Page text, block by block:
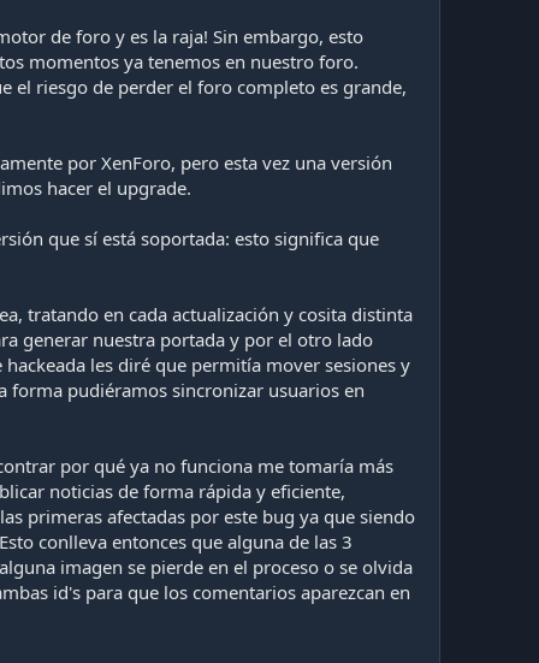
de foro y es la raja! Sin embargo, esto
momentos ya tenemos en nuestro foro.
el riesgo de perder el foro completo es grande,
por XenForo, pero esta vez una versión
hacer el upgrade.
que sí está soportada: esto significa que
tratando en cada actualización y cosita distinta
generar nuestra portada y por el otro lado
les diré que permitía mover sesiones y
forma pudiéramos sincronizar usuarios en
por qué ya no funciona me tomaría más
noticias de forma rápida y eficiente,
primeras afectadas por este bug ya que siendo
conlleva entonces que alguna de las 3
imagen se pierde en el proceso o se olvida
id's para que los comentarios aparezcan en